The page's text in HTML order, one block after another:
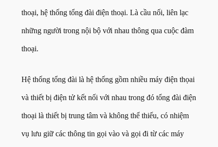
thoại, hệ thống tổng đài điện thoại. Là cầu nối, liên lạc
những người trong nội bộ với nhau thông qua cuộc đàm
thoại.
Hệ thống tổng đài là hệ thống gồm nhiều máy điện thọai
và thiết bị điện tử kết nối với nhau trong đó tổng đài điện
thoại là thiết bị trung tâm và không thể thiếu, có nhiệm
vụ lưu giữ các thông tin gọi vào và gọi đi từ các máy